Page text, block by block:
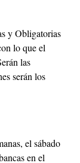
y Obligatorias
lo que el
las
serán los
el sábado
en el